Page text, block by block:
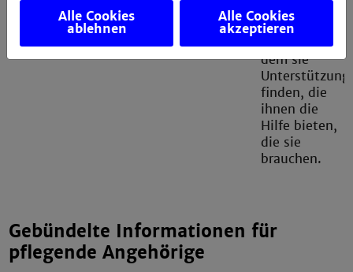
und
verstanden
fühlen und in
dem sie
finden, die
ihnen die
Hilfe bieten,
die sie
brauchen.
Gebündelte Informationen für
pflegende Angehörige
Alle Cookies
ablehnen
Alle Cookies
akzeptieren